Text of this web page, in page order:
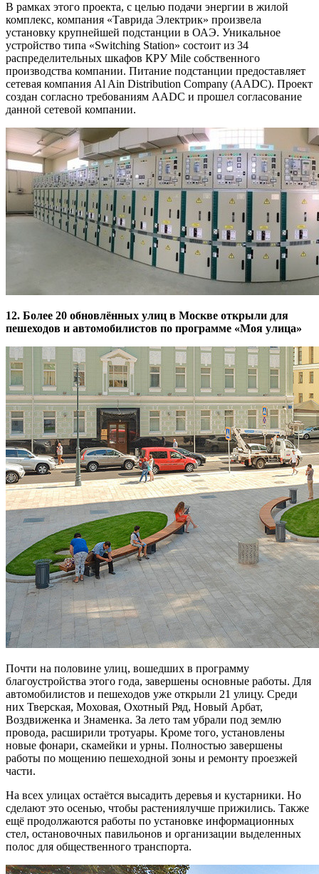
В рамках этого проекта, с целью подачи энергии в жилой
комплекс, компания «Таврида Электрик» произвела
установку крупнейшей подстанции в ОАЭ. Уникальное
устройство типа «Switching Station» состоит из 34
распределительных шкафов КРУ Mile собственного
производства компании. Питание подстанции предоставляет
сетевая компания Al Ain Distribution Company (AADC). Проект
создан согласно требованиям AADC и прошел согласование
данной сетевой компании.
12. Более 20 обновлённых улиц в Москве открыли для
пешеходов и автомобилистов по программе «Моя улица»
Почти на половине улиц, вошедших в программу
благоустройства этого года, завершены основные работы. Для
автомобилистов и пешеходов уже открыли 21 улицу. Среди
них Тверская, Моховая, Охотный Ряд, Новый Арбат,
Воздвиженка и Знаменка. За лето там убрали под землю
провода, расширили тротуары. Кроме того, установлены
новые фонари, скамейки и урны. Полностью завершены
работы по мощению пешеходной зоны и ремонту проезжей
части.
На всех улицах остаётся высадить деревья и кустарники. Но
сделают это осенью, чтобы растениялучше прижились. Также
ещё продолжаются работы по установке информационных
стел, остановочных павильонов и организации выделенных
полос для общественного транспорта.